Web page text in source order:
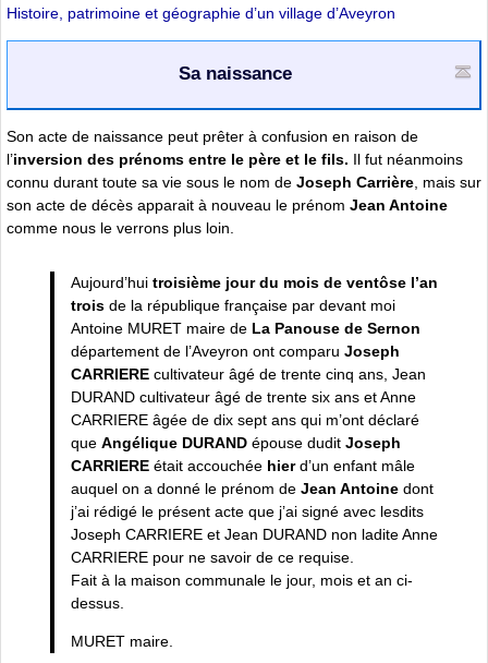
Histoire, patrimoine et géographie d’un village d’Aveyron
Sa naissance
Son acte de naissance peut prêter à confusion en raison de
l’inversion des prénoms entre le père et le fils. Il fut néanmoins
connu durant toute sa vie sous le nom de Joseph Carrière, mais sur
son acte de décès apparait à nouveau le prénom Jean Antoine
comme nous le verrons plus loin.
Aujourd’hui troisième jour du mois de ventôse l’an
troisde la république française par devant moi
Antoine MURET maire deLa Panouse de Sernon
département de l’Aveyron ont comparu Joseph
CARRIEREcultivateur âgé de trente cinq ans, Jean
DURAND cultivateur âgé de trente six ans et Anne
CARRIERE âgée de dix sept ans qui m’ont déclaré
que Angélique DURANDépouse dudit Joseph
CARRIERE était accouchéehierd’un enfant mâle
auquel on a donné le prénom de Jean Antoine dont
j’ai rédigé le présent acte que j’ai signé avec lesdits
Joseph CARRIERE et Jean DURAND non ladite Anne
CARRIERE pour ne savoir de ce requise.
Fait à la maison communale le jour, mois et an ci-
dessus.
MURET maire.